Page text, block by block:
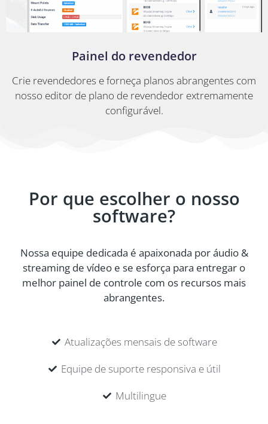
Painel do revendedor
Crie revendedores e forneça planos abrangentes com
nosso editor de plano de revendedor extremamente
configurável.
Por que escolher o nosso
software?
Nossa equipe dedicada é apaixonada por áudio &
streaming de vídeo e se esforça para entregar o
melhor painel de controle com os recursos mais
abrangentes.
Atualizações mensais de software
Equipe de suporte responsiva e útil
Multilingue